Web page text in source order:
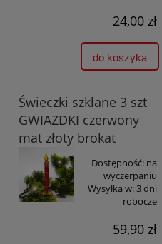
24,00 zł
do koszyka
Świeczki szklane 3 szt
GWIAZDKI czerwony
mat złoty brokat
Dostępność: na
wyczerpaniu
Wysyłka w:3 dni
robocze
59,90 zł